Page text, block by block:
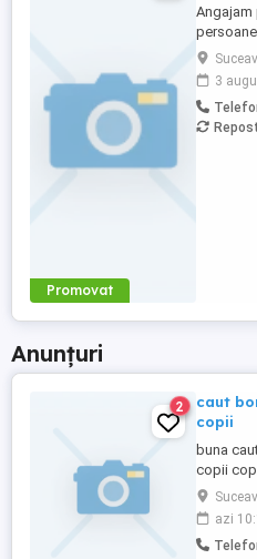
Promovat
Angajam
Romania
limba
3
Anunțuri
2
caut
copii
buna
copii
gratis și
multe
azi